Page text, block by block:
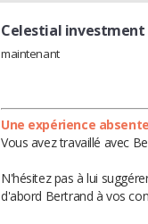
Celestial
maintenant
Une expérience
Vous avez travaillé avec
N'hésitez pas à lui
d'abord Bertrand à vos